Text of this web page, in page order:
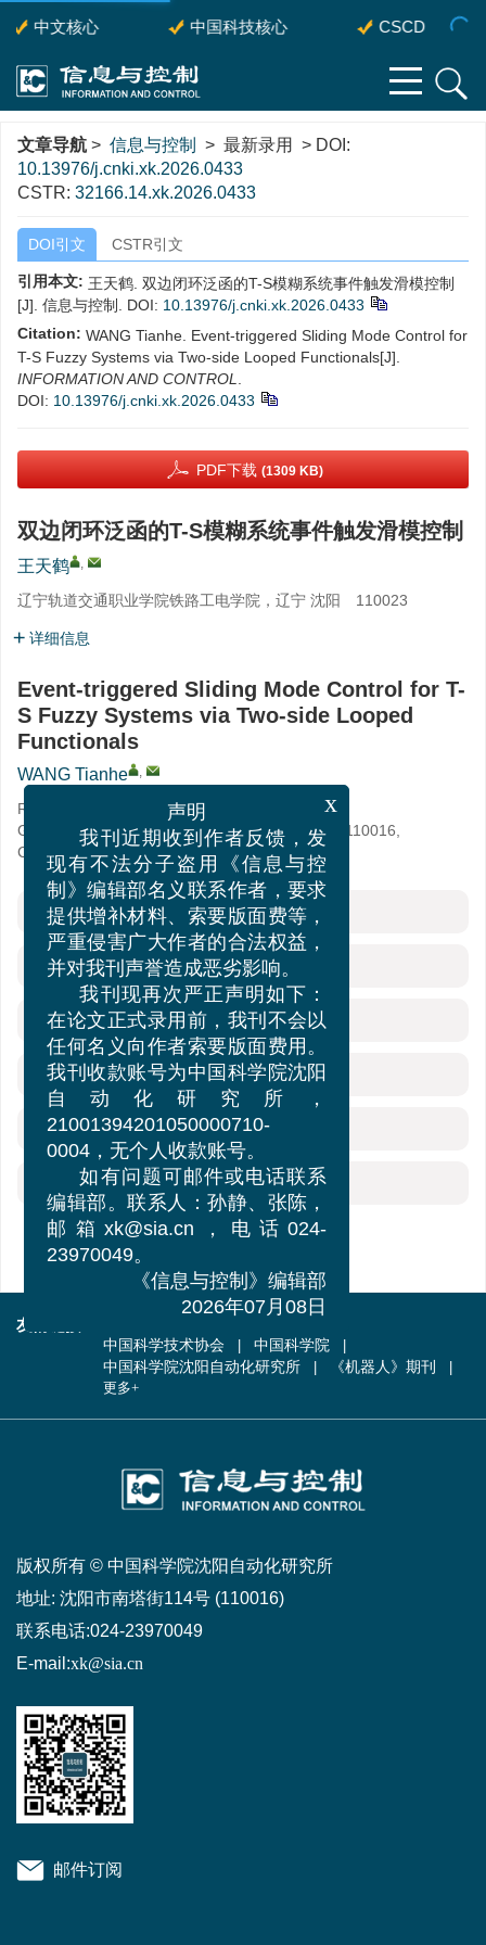
中文核心 中国科技核心 CSCD
文章导航 > 信息与控制
> 最新录用 > DOI:
10.13976/j.cnki.xk.2026.0433
CSTR: 32166.14.xk.2026.0433
DOI引文 CSTR引文
引用本文: 王天鹤. 双边闭环泛函的T-S模糊系统事件触发滑模控制
[J]. 信息与控制. DOI: 10.13976/j.cnki.xk.2026.0433
Citation: WANG Tianhe. Event-triggered Sliding Mode Control for
T-S Fuzzy Systems via Two-side Looped Functionals[J].
INFORMATION AND CONTROL
DOI: 10.13976/j.cnki.xk.2026.0433
PDF下载 (1309 KB)
双边闭环泛函的T-S模糊系统事件触发滑模控制
王天鹤 ,
辽宁轨道交通职业学院铁路工电学院，辽宁 沈阳 110023
详细信息
Event-triggered Sliding Mode Control for T-
S Fuzzy Systems via Two-side Looped
Functionals
WANG Tianhe ,
Railway Engineering and Electric Power College,
Guidaojiaotong Polytechnic Institute, Shenyang 110016,
China
摘要
HTML全文
参考文献(12)
相关文章
施引文献
资源附件(0)
友情链接
中国科学技术协会
中国科学院
中国科学院沈阳自动化研究所
《机器人》期刊
更多+
版权所有 © 中国科学院沈阳自动化研究所
地址: 沈阳市南塔街114号 (110016)
联系电话:024-23970049
E-mail:xk@sia.cn
邮件订阅
x
声明
我刊近期收到作者反馈，发
现有不法分子盗用《信息与控
制》编辑部名义联系作者，要求
提供增补材料、索要版面费等，
严重侵害广大作者的合法权益，
并对我刊声誉造成恶劣影响。
我刊现再次严正声明如下：
在论文正式录用前，我刊不会以
任何名义向作者索要版面费用。
我刊收款账号为中国科学院沈阳
自动化研究所，
21001394201050000710-
0004，无个人收款账号。
如有问题可邮件或电话联系
编辑部。联系人：孙静、张陈，
邮箱xk@sia.cn，电话024-
23970049。
《信息与控制》编辑部
2026年07月08日